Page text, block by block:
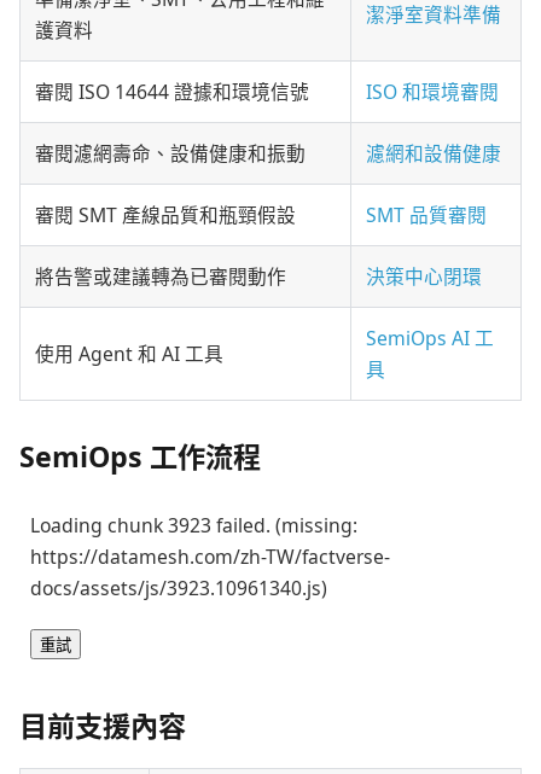
護資料
潔淨室資料準備
審閱 ISO 14644 證據和環境信號 ISO 和環境審閱
審閱濾網壽命、設備健康和振動 濾網和設備健康
審閱 SMT 產線品質和瓶頸假設 SMT 品質審閱
將告警或建議轉為已審閱動作 決策中心閉環
使用 Agent 和 AI 工具
SemiOps AI 工
具
SemiOps 工作流程
Loading chunk 3923 failed. (missing:
https://datamesh.com/zh-TW/factverse-
docs/assets/js/3923.10961340.js)
重試
目前支援內容